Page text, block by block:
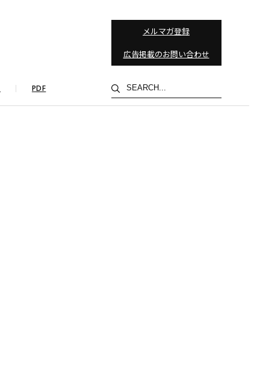
メルマガ登録
広告掲載のお問い合わせ
PDF
検
索